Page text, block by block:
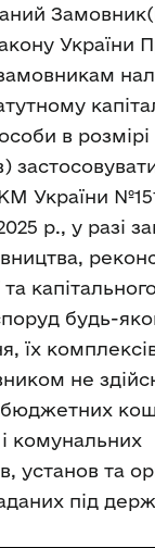
України
замовникам
в
України
р., у разі
та
будь-
їх
не
комунальних
установ та
під